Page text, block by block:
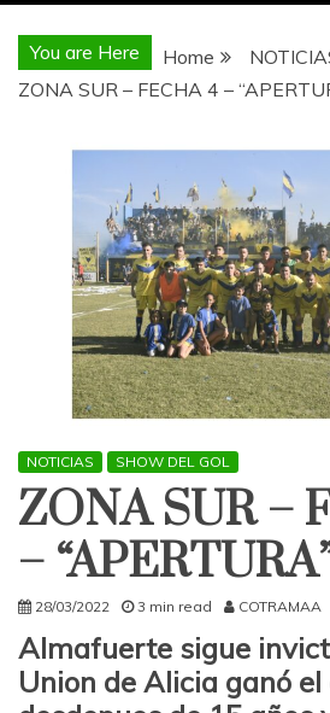
You are Here Home
ZONA SUR – FECHA 4 –
NOTICIAS SHOW DEL GOL
ZONA SUR –
–
28/03/2022 3 min read COTRAMAA
Almafuerte sigue
Union de Alicia ganó el